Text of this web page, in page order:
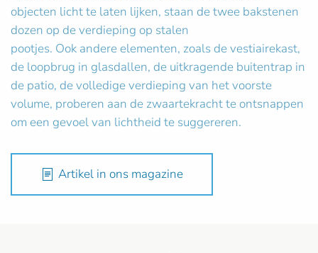
objecten licht te laten lijken, staan de twee bakstenen
dozen op de verdieping op stalen
pootjes. Ook andere elementen, zoals de vestiairekast,
de loopbrug in glasdallen, de uitkragende buitentrap in
de patio, de volledige verdieping van het voorste
volume, proberen aan de zwaartekracht te ontsnappen
om een gevoel van lichtheid te suggereren.
Artikel in ons magazine